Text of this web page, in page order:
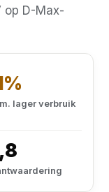
op D-Max-
lager verbruik